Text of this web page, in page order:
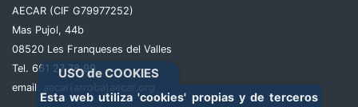
USO de COOKIES
Esta web utiliza 'cookies' propias y de terceros
AECAR (CIF G79977252)
Mas Pujol, 44b
08520 Les Franqueses del Valles
Tel. 661 27 78 99
email:
aecar(arroba)aecar.org